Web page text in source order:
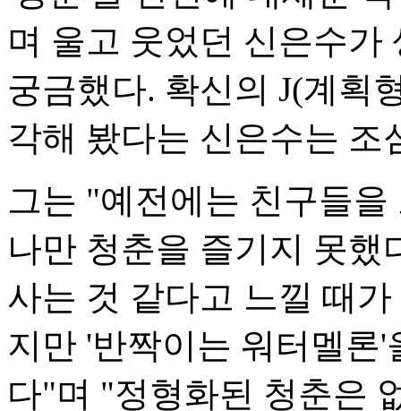
며 울고 웃었던 신은수가
궁금했다. 확신의 J(계획
각해 봤다는 신은수는 조
그는 "예전에는 친구들
나만 청춘을 즐기지 못
사는 것 같다고 느낄 때
지만 '반짝이는 워터멜론
다"며 "정형화된 청춘은